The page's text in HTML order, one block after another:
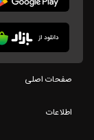
صفحات اصلی
اطلاعات